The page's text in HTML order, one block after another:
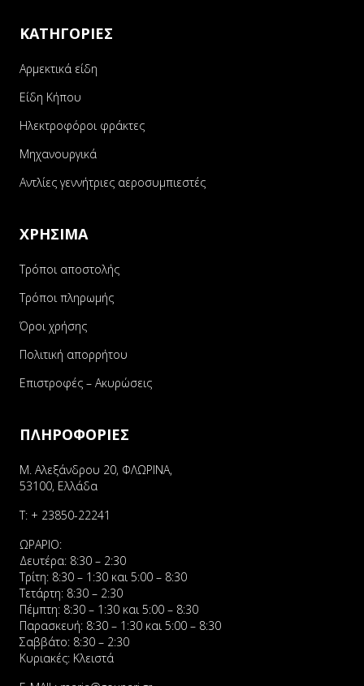
ΚΑΤΗΓΟΡΙΕΣ
Αρμεκτικά είδη
Είδη Κήπου
Ηλεκτροφόροι φράκτες
Μηχανουργικά
Αντλίες γεννήτριες αεροσυμπιεστές
ΧΡΗΣΙΜΑ
Τρόποι αποστολής
Τρόποι πληρωμής
Όροι χρήσης
Πολιτική απορρήτου
Επιστροφές – Ακυρώσεις
ΠΛΗΡΟΦΟΡΙΕΣ
Μ. Αλεξάνδρου 20, ΦΛΩΡΙΝΑ,
53100, Ελλάδα
Τ: + 23850-22241
ΩΡΑΡΙΟ:
Δευτέρα: 8:30 – 2:30
Τρίτη: 8:30 – 1:30 και 5:00 – 8:30
Τετάρτη: 8:30 – 2:30
Πέμπτη: 8:30 – 1:30 και 5:00 – 8:30
Παρασκευή: 8:30 – 1:30 και 5:00 – 8:30
Σαββάτο: 8:30 – 2:30
Κυριακές: Κλειστά